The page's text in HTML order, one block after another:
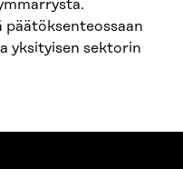
yksityisen sektorin